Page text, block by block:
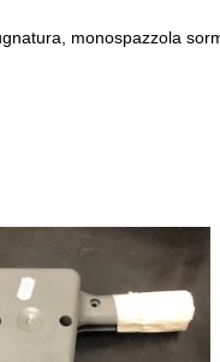
monospazzola